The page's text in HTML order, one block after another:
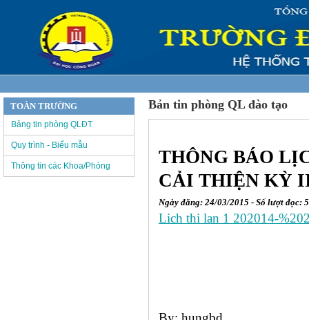
Bản tin phòng QL đào tạo
THÔNG BÁO
CẢI THIỆN KỲ
Ngày đăng: 24/03/2015 - Số lượt đọc:
Lich thi lan 1 202014-
TOÀN TRƯỜNG
Bảng tin phòng QLĐT
Quy trình - Biểu mẫu
Thông tin các Khoa/Phòng